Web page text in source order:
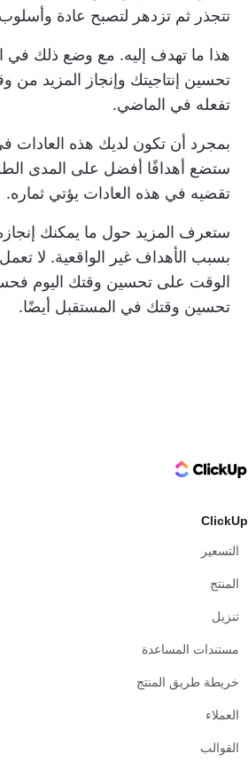
تتجذر ثم تزدهر لتصبح عادة
هذا ما تهدف إليه. مع وضع ذلك في
تحسين إنتاجيتك وإنجاز المزيد من
تفعله في الماضي.
بمجرد أن تكون لديك هذه العادات
ستضع أهدافًا أفضل على المدى
تقضيه في هذه العادات يؤتي ثماره.
ستعرف المزيد حول ما يمكنك
بسبب الأهداف غير الواقعية. لا
الوقت على تحسين وقتك اليوم
تحسين وقتك في المستقبل أيضًا.
ClickUp Logo
ClickUp
التسعير
المنتج
تنزيل
مستندات المساعدة
خريطة طريق المنتج
العملاء
القوالب